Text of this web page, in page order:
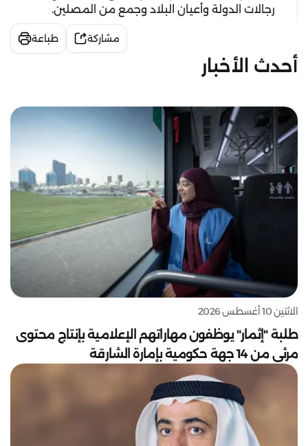
رجالات الدولة وأعيان البلاد وجمع من المصلين.
مشاركة طباعة
أحدث الأخبار
الاثنين 10 أغسطس 2026
طلبة "إثمار" يوظفون مهاراتهم الإعلامية بإنتاج محتوى
مرئي من 14 جهة حكومية بإمارة الشارقة